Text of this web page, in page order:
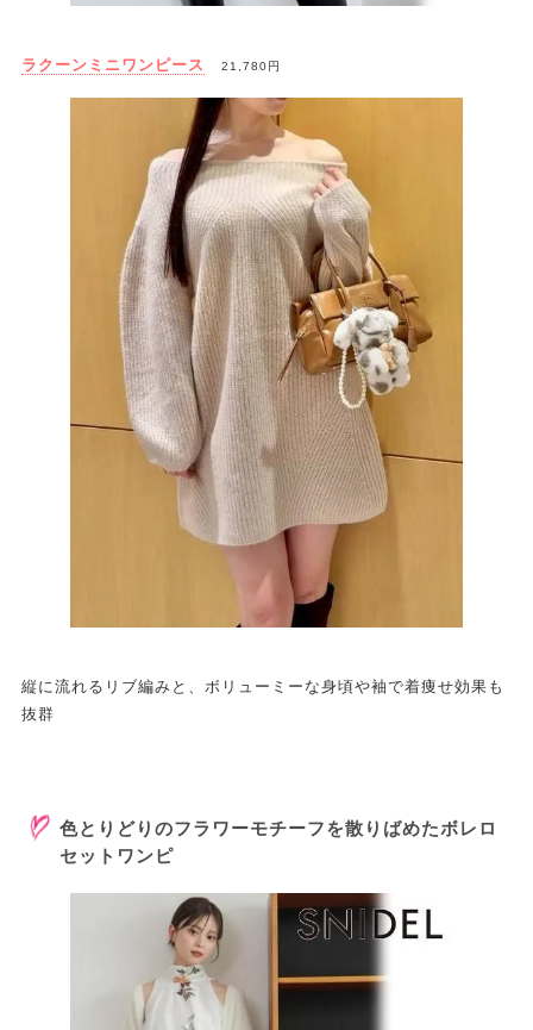
ラクーンミニワンピース 21,780円
縦に流れるリブ編みと、ボリューミーな身頃や袖で着痩せ効果も
抜群
色とりどりのフラワーモチーフを散りばめたボレロ
セットワンピ